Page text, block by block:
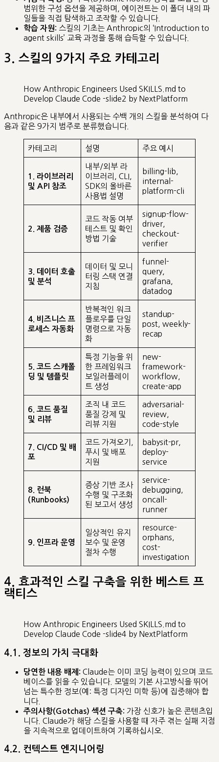
범위한 구성 옵션을 제공하며, 에이전트는 이 폴더 내의 파
일들을 직접 탐색하고 조작할 수 있습니다.
학습 자원: 스킬의 기초는 Anthropic의 ‘Introduction to
agent skills’ 교육 과정을 통해 습득할 수 있습니다.
3. 스킬의 9가지 주요 카테고리
How Anthropic Engineers Used SKILLS.md to
Develop Claude Code -slide2 by NextPlatform
Anthropic은 내부에서 사용되는 수백 개의 스킬을 분석하여 다
음과 같은 9가지 범주로 분류했습니다.
카테고리 설명 주요 예시
1. 라이브러리
및 API 참조
내부/외부 라
이브러리, CLI,
SDK의 올바른
사용법 설명
billing-lib,
internal-
platform-cli
2. 제품 검증
코드 작동 여부
테스트 및 확인
방법 기술
signup-flow-
driver,
checkout-
verifier
3. 데이터 호출
및 분석
데이터 및 모니
터링 스택 연결
지침
funnel-
query,
grafana,
datadog
4. 비즈니스 프
로세스 자동화
반복적인 워크
플로우를 단일
명령으로 자동
화
standup-
post, weekly-
recap
5. 코드 스캐폴
딩 및 템플릿
특정 기능을 위
한 프레임워크
보일러플레이
트 생성
new-
framework-
workflow,
create-app
6. 코드 품질
및 리뷰
조직 내 코드
품질 강제 및
리뷰 지원
adversarial-
review,
code-style
7. CI/CD 및 배
포
코드 가져오기,
푸시 및 배포
지원
babysit-pr,
deploy-
service
8. 런북
(Runbooks)
증상 기반 조사
수행 및 구조화
된 보고서 생성
service-
debugging,
oncall-
runner
9. 인프라 운영
일상적인 유지
보수 및 운영
절차 수행
resource-
orphans,
cost-
investigation
4. 효과적인 스킬 구축을 위한 베스트 프
랙티스
How Anthropic Engineers Used SKILLS.md to
Develop Claude Code -slide4 by NextPlatform
4.1. 정보의 가치 극대화
당연한 내용 배제: Claude는 이미 코딩 능력이 있으며 코드
베이스를 읽을 수 있습니다. 모델의 기본 사고방식을 뛰어
넘는 특수한 정보(예: 특정 디자인 미학 등)에 집중해야 합
니다.
주의사항(Gotchas) 섹션 구축: 가장 신호가 높은 콘텐츠입
니다. Claude가 해당 스킬을 사용할 때 자주 겪는 실패 지점
을 지속적으로 업데이트하여 기록하십시오.
4.2. 컨텍스트 엔지니어링